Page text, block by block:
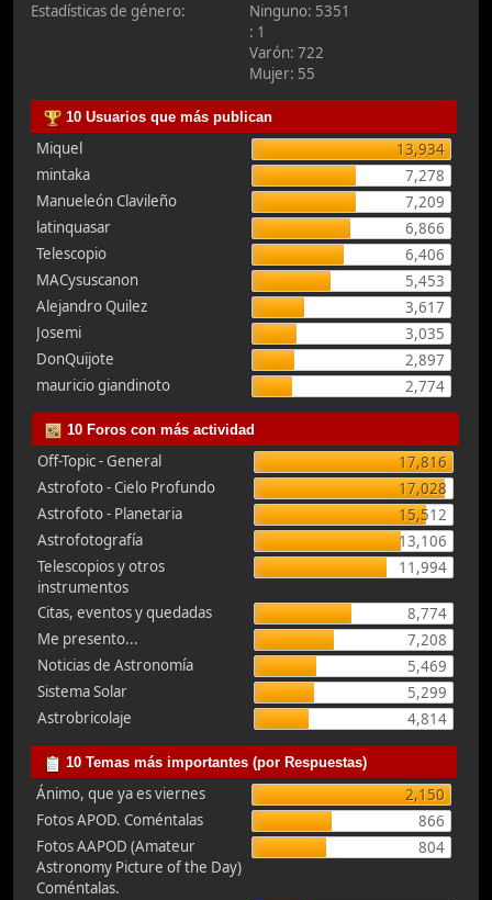
Estadísticas de género:
Ninguno: 5351
: 1
Varón: 722
Mujer: 55
10 Usuarios que más publican
Miquel
13,934
mintaka
7,278
Manueleón Clavileño
7,209
latinquasar
6,866
Telescopio
6,406
MACysuscanon
5,453
Alejandro Quilez
3,617
Josemi
3,035
DonQuijote
2,897
mauricio giandinoto
2,774
10 Foros con más actividad
Off-Topic - General
17,816
Astrofoto - Cielo Profundo
17,028
Astrofoto - Planetaria
15,512
Astrofotografía
13,106
Telescopios y otros
instrumentos
11,994
Citas, eventos y quedadas
8,774
Me presento...
7,208
Noticias de Astronomía
5,469
Sistema Solar
5,299
Astrobricolaje
4,814
10 Temas más importantes (por Respuestas)
Ánimo, que ya es viernes
2,150
Fotos APOD. Coméntalas
866
Fotos AAPOD (Amateur
Astronomy Picture of the Day)
Coméntalas.
804